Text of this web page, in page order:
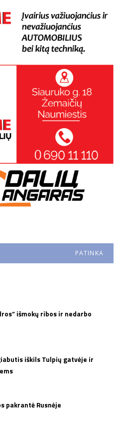
PATINKA
išmokų ribos ir nedarbo
iškils Tulpių gatvėje ir
pakrantė Rusnėje